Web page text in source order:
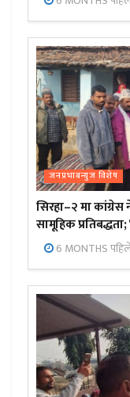
जनप्रभाबन्युज विशेष
सिरहा–२ मा कांग्रेस
सामूहिक
6 MONTHS